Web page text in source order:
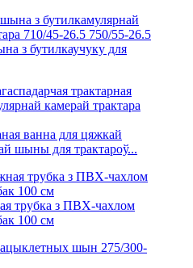
з бутилкаучуку для
ванна для цяжкай
шыны для трактароў...
трубка з ПВХ-чахлом
100 см